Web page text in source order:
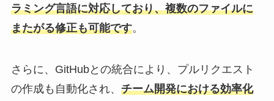
ラミング言語に対応しており、複数のファイルに
またがる修正も可能です。
さらに、GitHubとの統合により、プルリクエスト
の作成も自動化され、 チーム開発における効率化